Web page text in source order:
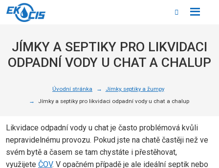
JÍMKY A SEPTIKY PRO LIKVIDACI
ODPADNÍ VODY U CHAT A CHALUP
Úvodní stránka
Jímky, septiky a žumpy
Jímky a septiky pro likvidaci odpadní vody u chat a chalup
Likvidace odpadní vody u chat je často problémová kvůli
nepravidelnému provozu. Pokud jste na chatě častěji než ve
svém bytě a časem se tam chystáte i přestěhovat,
využijete ČOV. V opačném případě je ale ideální septik nebo